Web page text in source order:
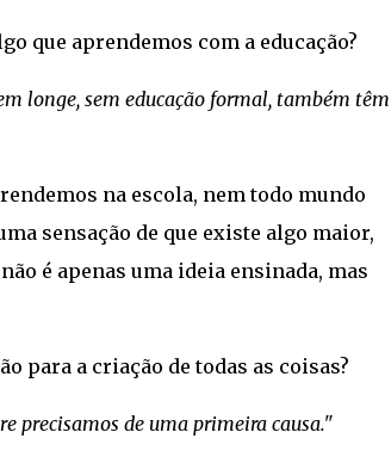
que aprendemos com a educação?
longe, sem educação formal, também têm
na escola, nem todo mundo
sensação de que existe algo maior,
é apenas uma ideia ensinada, mas
para a criação de todas as coisas?
precisamos de uma primeira causa."